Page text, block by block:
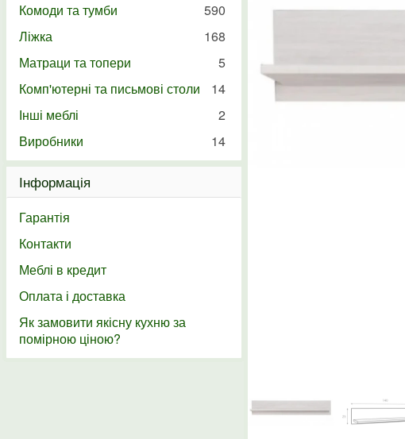
Комоди та тумби
590
Ліжка
168
Матраци та топери
5
Комп'ютерні та письмові столи
14
Інші меблі
2
Виробники
14
Інформація
Гарантія
Контакти
Меблі в кредит
Оплата і доставка
Як замовити якісну кухню за
помірною ціною?